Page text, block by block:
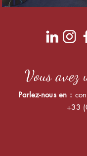
Vous avez
Parlez-nous en :
+33